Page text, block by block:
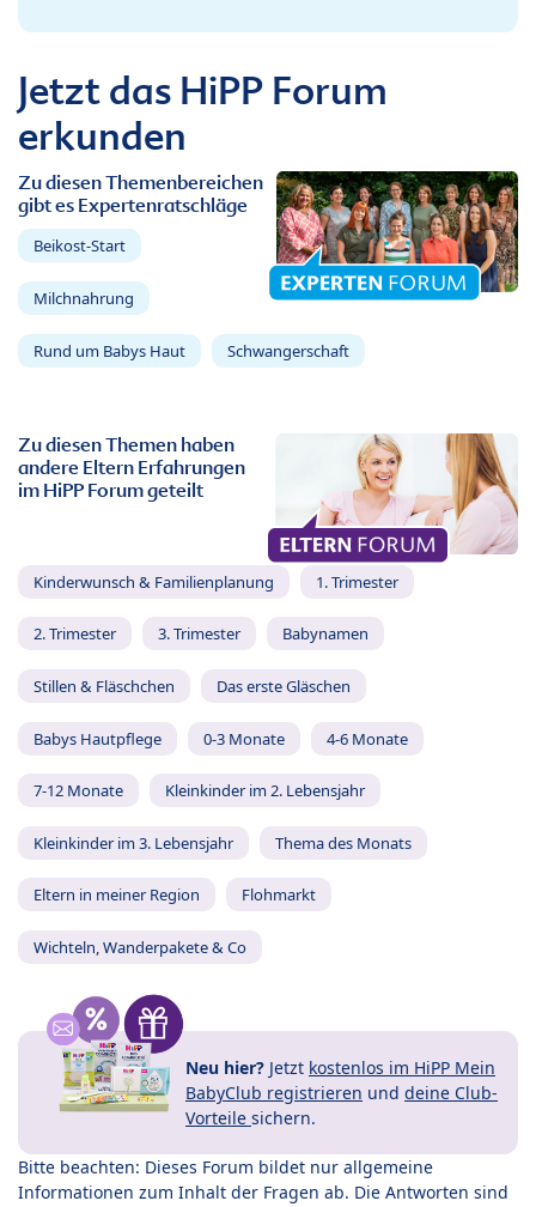
Jetzt das HiPP Forum
erkunden
Zu diesen Themenbereichen
gibt es Expertenratschläge
Beikost-Start
Milchnahrung
Rund um Babys Haut Schwangerschaft
Zu diesen Themen haben
andere Eltern Erfahrungen
im HiPP Forum geteilt
Kinderwunsch & Familienplanung 1. Trimester
2. Trimester 3. Trimester Babynamen
Stillen & Fläschchen Das erste Gläschen
Babys Hautpflege 0-3 Monate 4-6 Monate
7-12 Monate Kleinkinder im 2. Lebensjahr
Kleinkinder im 3. Lebensjahr Thema des Monats
Eltern in meiner Region Flohmarkt
Wichteln, Wanderpakete & Co
Neu hier? Jetzt kostenlos im HiPP Mein
BabyClub registrieren und deine Club-
Vorteile sichern.
Bitte beachten: Dieses Forum bildet nur allgemeine
Informationen zum Inhalt der Fragen ab. Die Antworten sind